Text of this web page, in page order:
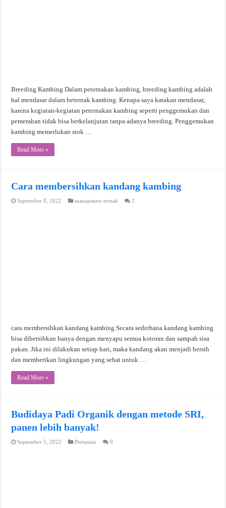
Breeding Kambing Dalam peternakan kambing, breeding kambing adalah
hal mendasar dalam beternak kambing. Kenapa saya katakan mendasar,
karena kegiatan-kegiatan peternakan kambing seperti penggemukan dan
pemerahan tidak bisa berkelanjutan tanpa adanya breeding. Penggemukan
kambing memerlukan stok …
Read More »
Cara membersihkan kandang kambing
September 8, 2022 manajemen-ternak 2
cara membersihkan kandang kambing Secara sederhana kandang kambing
bisa dibersihkan hanya dengan menyapu semua kotoran dan sampah sisa
pakan. Jika ini dilakukan setiap hari, maka kandang akan menjadi bersih
dan memberikan lingkungan yang sehat untuk …
Read More »
Budidaya Padi Organik dengan metode SRI,
panen lebih banyak!
September 5, 2022 Pertanian 0